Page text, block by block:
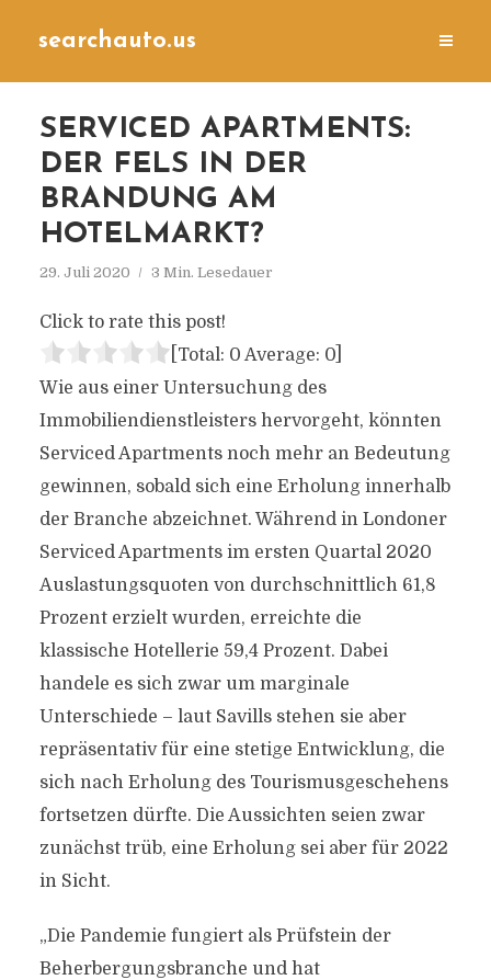
searchauto.us
SERVICED APARTMENTS:
DER FELS IN DER
BRANDUNG AM
HOTELMARKT?
29. Juli 2020 3 Min. Lesedauer
Click to rate this post!
[Total: 0 Average: 0]
Wie aus einer Untersuchung des
Immobiliendienstleisters hervorgeht, könnten
Serviced Apartments noch mehr an Bedeutung
gewinnen, sobald sich eine Erholung innerhalb
der Branche abzeichnet. Während in Londoner
Serviced Apartments im ersten Quartal 2020
Auslastungsquoten von durchschnittlich 61,8
Prozent erzielt wurden, erreichte die
klassische Hotellerie 59,4 Prozent. Dabei
handele es sich zwar um marginale
Unterschiede – laut Savills stehen sie aber
repräsentativ für eine stetige Entwicklung, die
sich nach Erholung des Tourismusgeschehens
fortsetzen dürfte. Die Aussichten seien zwar
zunächst trüb, eine Erholung sei aber für 2022
in Sicht.
„Die Pandemie fungiert als Prüfstein der
Beherbergungsbranche und hat